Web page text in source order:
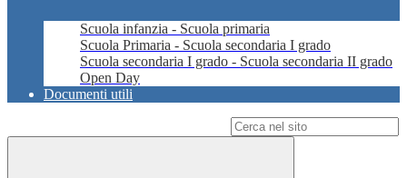
Scuola infanzia - Scuola primaria
Scuola Primaria - Scuola secondaria I grado
Scuola secondaria I grado - Scuola secondaria II grado
Open Day
Documenti utili